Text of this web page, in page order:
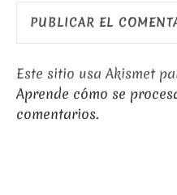
Este sitio usa Akismet
Aprende cómo se
comentarios.